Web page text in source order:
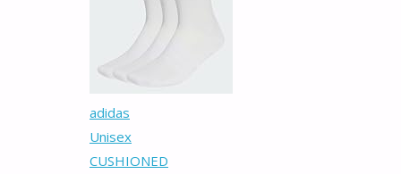
adidas
Unisex
CUSHIONED